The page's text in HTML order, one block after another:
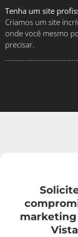
Tenha um site
Criamos um site
onde você mesmo
precisar.
marketing